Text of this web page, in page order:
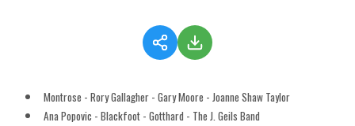
Montrose - Rory Gallagher - Gary Moore - Joanne Shaw Taylor
Ana Popovic - Blackfoot - Gotthard - The J. Geils Band